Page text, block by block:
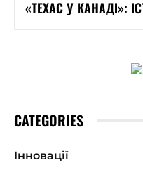
«ТЕХАС У КАНАДІ»:
CATEGORIES
Інновації